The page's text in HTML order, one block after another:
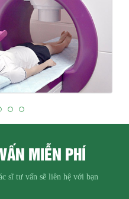
MIỄN PHÍ
sĩ tư vấn sẽ liên hệ với bạn